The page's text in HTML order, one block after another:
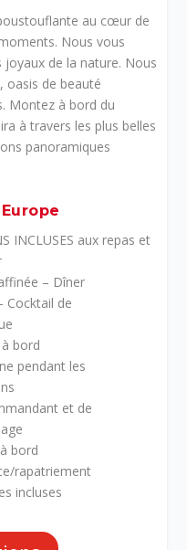
au cœur de
Nous vous
joyaux de la nature. Nous
, oasis de beauté
Montez à bord du
à travers les plus belles
panoramiques
INCLUSES aux repas et
– Dîner
Cocktail de
bord
pendant les
et de
bord
rapatriement
incluses